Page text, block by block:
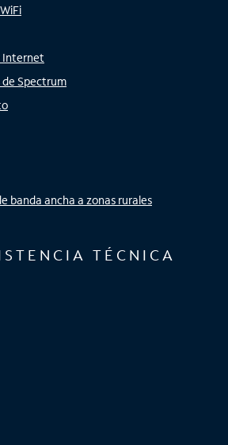
Internet
Spectrum
banda ancha a zonas rurales
TÉCNICA